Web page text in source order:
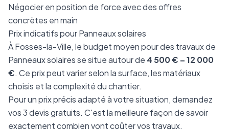
Négocier en position de force avec des offres
concrètes en main
Prix indicatifs pour Panneaux solaires
À Fosses-la-Ville, le budget moyen pour des travaux de
Panneaux solaires se situe autour de 4 500 € – 12 000
€. Ce prix peut varier selon la surface, les matériaux
choisis et la complexité du chantier.
Pour un prix précis adapté à votre situation, demandez
vos 3 devis gratuits. C'est la meilleure façon de savoir
exactement combien vont coûter vos travaux.